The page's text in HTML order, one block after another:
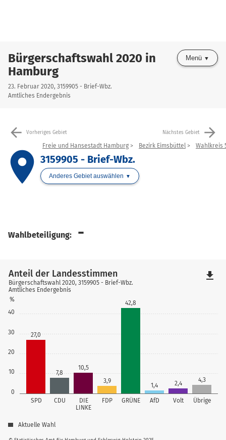
Bürgerschaftswahl 2020 in
Hamburg
23. Februar 2020, 3159905 - Brief-Wbz.
Amtliches Endergebnis
Menü
arrow_back Vorheriges Gebiet Nächstes Gebiet arrow_forward
place
Freie und Hansestadt Hamburg Bezirk Eimsbüttel Wahlkreis
3159905 - Brief-Wbz.
Anderes Gebiet auswählen
Wahlbeteiligung: -
0
10
20
30
40
%
SPD CDU
DIE
LINKE
FDP GRÜNE AfD Volt Übrige
27,0
7,8
10,5
3,9
42,8
1,4 2,4 4,3
Anteil der Landesstimmen
Bürgerschaftswahl 2020, 3159905 - Brief-Wbz.
Amtliches Endergebnis
Aktuelle Wahl
file_download